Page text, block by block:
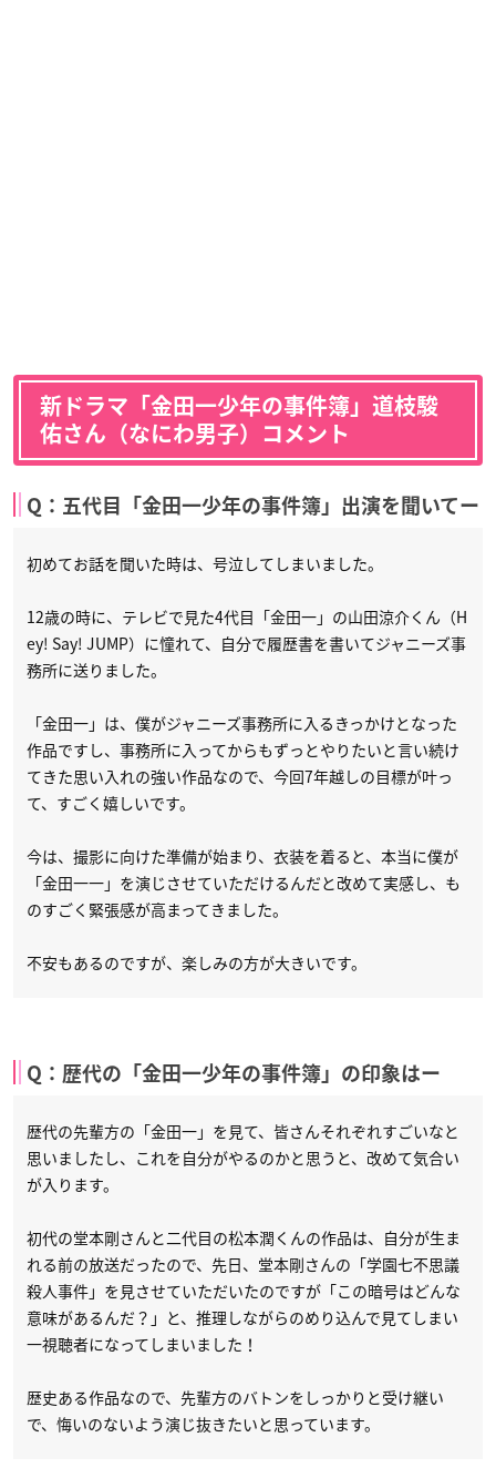
新ドラマ「金田一少年の事件簿」道枝駿
佑さん（なにわ男子）コメント
Q：五代目「金田一少年の事件簿」出演を聞いてー
初めてお話を聞いた時は、号泣してしまいました。
12歳の時に、テレビで見た4代目「金田一」の山田涼介くん（H
ey! Say! JUMP）に憧れて、自分で履歴書を書いてジャニーズ事
務所に送りました。
「金田一」は、僕がジャニーズ事務所に入るきっかけとなった
作品ですし、事務所に入ってからもずっとやりたいと言い続け
てきた思い入れの強い作品なので、今回7年越しの目標が叶っ
て、すごく嬉しいです。
今は、撮影に向けた準備が始まり、衣装を着ると、本当に僕が
「金田一一」を演じさせていただけるんだと改めて実感し、も
のすごく緊張感が高まってきました。
不安もあるのですが、楽しみの方が大きいです。
Q：歴代の「金田一少年の事件簿」の印象はー
歴代の先輩方の「金田一」を見て、皆さんそれぞれすごいなと
思いましたし、これを自分がやるのかと思うと、改めて気合い
が入ります。
初代の堂本剛さんと二代目の松本潤くんの作品は、自分が生ま
れる前の放送だったので、先日、堂本剛さんの「学園七不思議
殺人事件」を見させていただいたのですが「この暗号はどんな
意味があるんだ？」と、推理しながらのめり込んで見てしまい
一視聴者になってしまいました！
歴史ある作品なので、先輩方のバトンをしっかりと受け継い
で、悔いのないよう演じ抜きたいと思っています。